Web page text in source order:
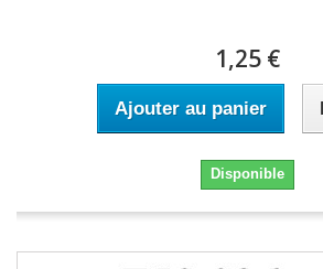
1,25 €
Ajouter au panier
Disponible